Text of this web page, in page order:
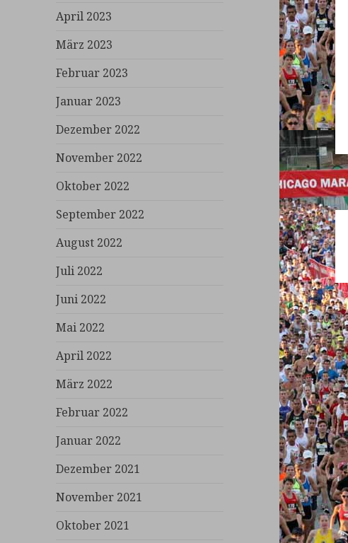
April 2023
März 2023
Februar 2023
Januar 2023
Dezember 2022
November 2022
Oktober 2022
September 2022
August 2022
Juli 2022
Juni 2022
Mai 2022
April 2022
März 2022
Februar 2022
Januar 2022
Dezember 2021
November 2021
Oktober 2021